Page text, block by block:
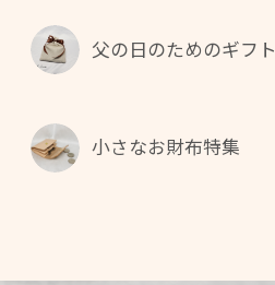
父の日のためのギフト
小さなお財布特集